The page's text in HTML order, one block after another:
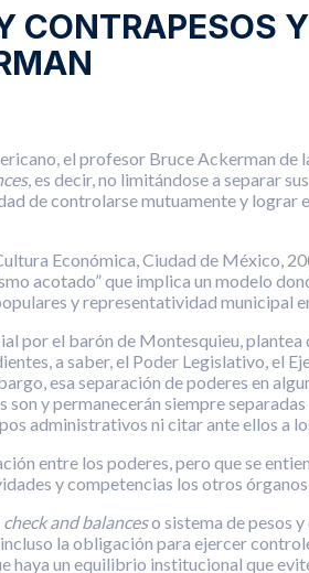
CONTRAPESOS
el profesor Bruce Ackerman de
, es decir, no limitándose a separar
de controlarse mutuamente y
Económica, Ciudad de México,
acotado” que implica un modelo
y representatividad municipal
por el barón de Montesquieu,
a saber, el Poder Legislativo, el
esa separación de poderes en
y permanecerán siempre
administrativos ni citar ante ellos a
entre los poderes, pero que se
y competencias los otros
check and balanceso sistema de pesos
la obligación para ejercer
un equilibrio institucional que